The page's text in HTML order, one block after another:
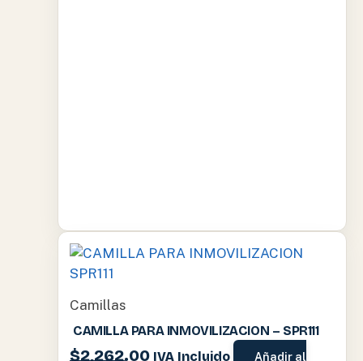
Camillas
CAMILLA PARA INMOVILIZACION – SPR111
$2,262.00 IVA Incluido
Añadir al